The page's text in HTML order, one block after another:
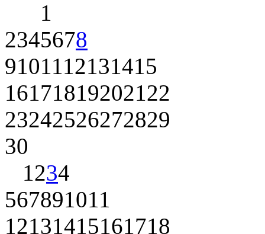
1
2345678
9101112131415
16171819202122
23242526272829
30
1234
567891011
12131415161718